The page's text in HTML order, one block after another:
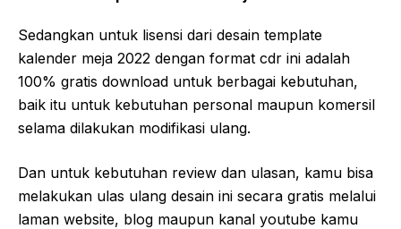
Sedangkan untuk lisensi dari desain template
kalender meja 2022 dengan format cdr ini adalah
100% gratis download untuk berbagai kebutuhan,
baik itu untuk kebutuhan personal maupun komersil
selama dilakukan modifikasi ulang.
Dan untuk kebutuhan review dan ulasan, kamu bisa
melakukan ulas ulang desain ini secara gratis melalui
laman website, blog maupun kanal youtube kamu